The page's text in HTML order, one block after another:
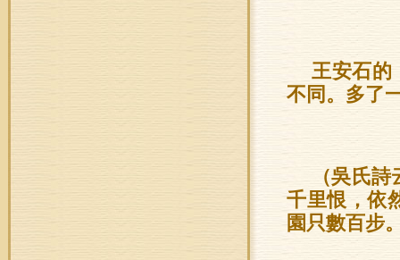
王安石的
不同。多了
（吳氏
千里恨，依
園只數百步